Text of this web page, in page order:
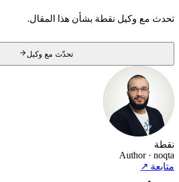
تحدث مع وكيل نقطة بشأن هذا المقال.
تحدّث مع وكيل
نقطة
Author · noqta
متابعة↗